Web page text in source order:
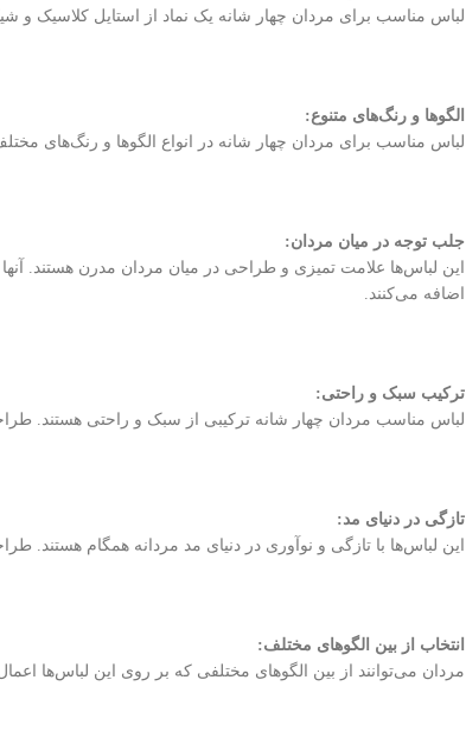
لباس مناسب برای مردان چهار شانه یک نماد از استایل کلاسیک و
الگوها و رنگ‌های متنوع:
لباس مناسب برای مردان چهار شانه در انواع الگوها و رنگ‌های
جلب توجه در میان مردان:
این لباس‌ها علامت تمیزی و طراحی در میان مردان مدرن هستند.
اضافه می‌کنند.
ترکیب سبک و راحتی:
لباس مناسب مردان چهار شانه ترکیبی از سبک و راحتی هستند.
تازگی در دنیای مد:
این لباس‌ها با تازگی و نوآوری در دنیای مد مردانه همگام هستند.
انتخاب از بین الگوهای مختلف:
مردان می‌توانند از بین الگوهای مختلفی که بر روی این لباس‌ها